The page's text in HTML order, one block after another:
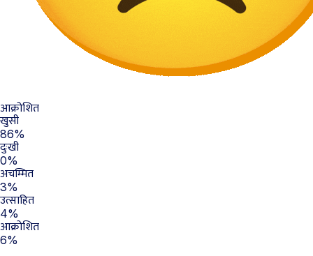
आक्रोशित
खुसी
86%
दुःखी
0%
अचम्मित
3%
उत्साहित
4%
आक्रोशित
6%